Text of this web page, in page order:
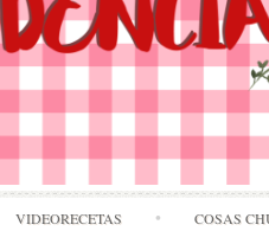
Skip
VIDEORECETAS COSAS